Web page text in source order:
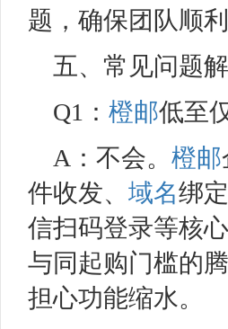
题，确保团队顺利
五、常见问题
Q1： 橙邮低至
A：不会。 橙邮
件收发、 域名绑
信扫码登录等核
与同起购门槛的
担心功能缩水。